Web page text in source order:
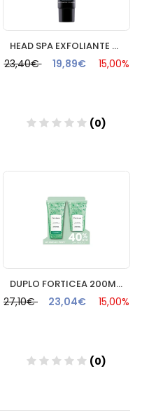
HEAD SPA EXFOLIANTE PURIFICANTE DETOX RENE FURTERER 1 ENVASE 150 ml
23,40€ 19,89€ 15,00%
(0)
DUPLO FORTICEA 200MLX2 40 % DTO
27,10€ 23,04€ 15,00%
(0)